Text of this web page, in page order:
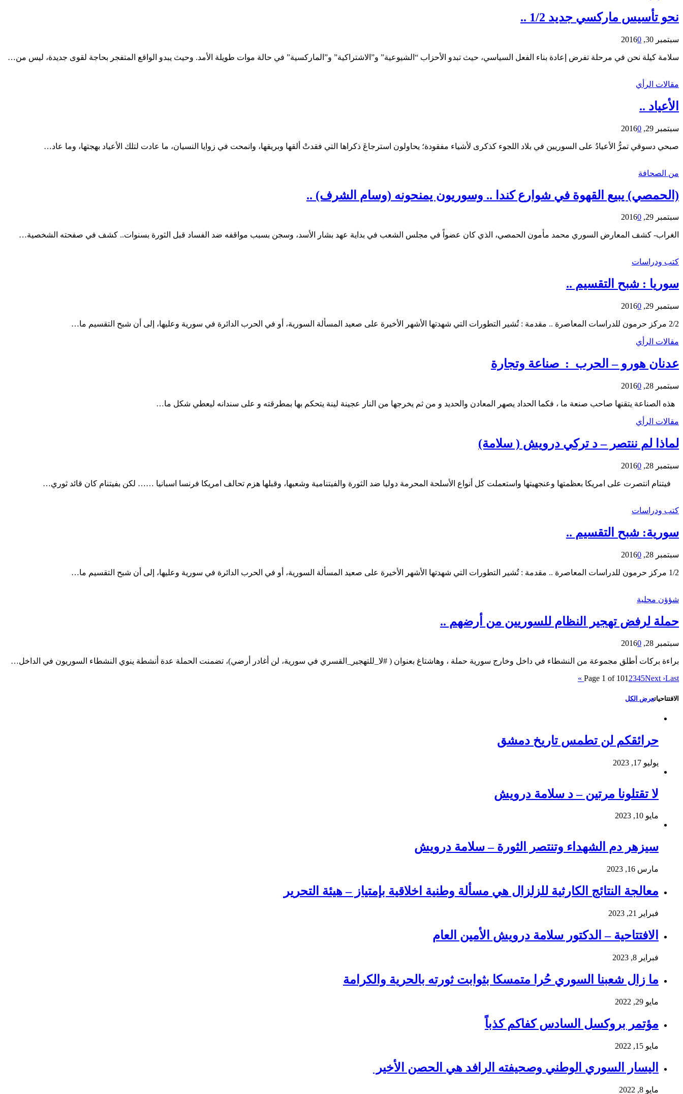
نحو تأسيس ماركسي جديد 1/2 ..
سبتمبر 30, 2016 0
سلامة كيلة نحن في مرحلة تفرض إعادة بناء الفعل السياسي، حيث تبدو الأحزاب “الشيوعية” و”الاشتراكية” و”الماركسية” في حالة موات طويلة الأمد. وحيث يبدو الواقع المتفجر بحاجة لقوى جديدة، ليس من…
مقالات الرأي
الأعياد ..
سبتمبر 29, 2016 0
صبحي دسوقي تمرُّ الأعيادُ على السوريين في بلاد اللجوء كذكرى لأشياء مفقودة؛ يحاولون استرجاعَ ذكراها التي فقدتْ ألقها وبريقها، وانمحت في زوايا النسيان، ما عادت لتلك الأعياد بهجتها، وما عاد…
من الصحافة
(الحمصي) يبيع القهوة في شوارع كندا .. وسوريون يمنحونه (وسام الشرف) ..
سبتمبر 29, 2016 0
الغراب- كشف المعارض السوري محمد مأمون الحمصي، الذي كان عضواً في مجلس الشعب في بداية عهد بشار الأسد، وسجن بسبب مواقفه ضد الفساد قبل الثورة بسنوات.. كشف في صفحته الشخصية…
كتب ودراسات
سوريا : شبح التقسيم ..
سبتمبر 29, 2016 0
2/2 مركز حرمون للدراسات المعاصرة .. مقدمة : تُشير التطورات التي شهدتها الأشهر الأخيرة على صعيد المسألة السورية، أو في الحرب الدائرة في سورية وعليها، إلى أن شبح التقسيم ما…
مقالات الرأي
عدنان هورو – الحرب : صناعة وتجارة
سبتمبر 28, 2016 0
هذه الصناعة يتقنها صاحب صنعة ما ، فكما الحداد يصهر المعادن والحديد و من ثم يخرجها من النار عجينة لينة يتحكم بها بمطرقته و على سندانه ليعطي شكل ما…
مقالات الرأي
لماذا لم ننتصر – د تركي درويش ( سلامة)
سبتمبر 28, 2016 0
فيتنام انتصرت على امريكا بعظمتها وعنجهيتها واستعملت كل أنواع الأسلحة المحرمة دوليا ضد الثورة والفيتنامية وشعبها، وقبلها هزم تحالف امريكا فرنسا اسبانيا …… لكن بفيتنام كان قائد ثوري…
كتب ودراسات
سورية: شبح التقسيم ..
سبتمبر 28, 2016 0
1/2 مركز حرمون للدراسات المعاصرة .. مقدمة : تُشير التطورات التي شهدتها الأشهر الأخيرة على صعيد المسألة السورية، أو في الحرب الدائرة في سورية وعليها، إلى أن شبح التقسيم ما…
شؤؤن محلية
حملة لرفض تهجير النظام للسوريين من أرضهم ..
سبتمبر 28, 2016 0
براءة بركات أطلق مجموعة من النشطاء في داخل وخارج سورية حملة ، وهاشتاغ بعنوان ( #لا_للتهجير_القسري في سورية، لن أغادر أرضي)، تضمنت الحملة عدة أنشطة ينوي النشطاء السوريون في الداخل…
Page 1 of 1012345Next ›Last »
الافتتاحياتعرض الكل
حرائقكم لن تطمس تاريخ دمشق
يوليو 17, 2023
لا تقتلونا مرتين – د سلامة درويش
مايو 10, 2023
سيزهر دم الشهداء وتنتصر الثورة – سلامة درويش
مارس 16, 2023
معالجة النتائج الكارثية للزلزال هي مسألة وطنية اخلاقية بإمتياز – هيئة التحرير
فبراير 21, 2023
الافتتاحية – الدكتور سلامة درويش الأمين العام
فبراير 8, 2023
ما زال شعبنا السوري حُرا متمسكا بثوابت ثورته بالحرية والكرامة
مايو 29, 2022
مؤتمر بروكسل السادس كفاكم كذباً
مايو 15, 2022
اليسار السوري الوطني وصحيفته الرافد هي الحصن الأخير
مايو 8, 2022